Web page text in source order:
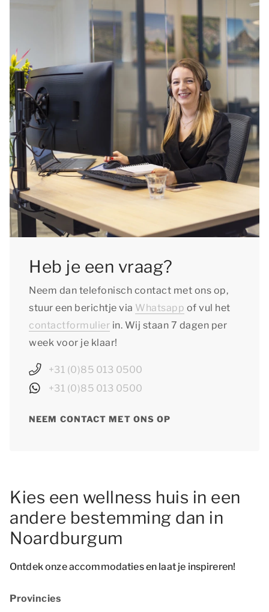
Heb je een vraag?
Neem dan telefonisch contact met ons op,
stuur een berichtje via Whatsapp of vul het
contactformulier in. Wij staan 7 dagen per
week voor je klaar!
+31 (0)85 013 0500
+31 (0)85 013 0500
NEEM CONTACT MET ONS OP
Kies een wellness huis in een
andere bestemming dan in
Noardburgum
Ontdek onze accommodaties en laat je inspireren!
Provincies